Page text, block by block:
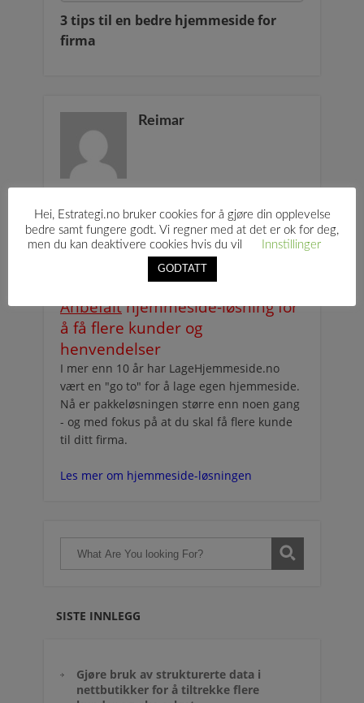
3 tips til en bedre hjemmeside for
firma
Reimar
Anbefalthjemmeside-løsning for
å få flere kunder og
henvendelser
I mer enn 10 år har LageHjemmeside.no
vært en "go to" for å lage egen hjemmeside.
Nå er pakkeløsningen større enn noen gang
- og med fokus på at du skal få flere kunde
til ditt firma.
Les mer om hjemmeside-løsningen
SISTE INNLEGG
Gjøre bruk av strukturerte data i
nettbutikker for å tiltrekke flere
Hei, Estrategi.no bruker cookies for å gjøre din opplevelse
bedre samt fungere godt. Vi regner med at det er ok for deg,
men du kan deaktivere cookies hvis du vil
Innstillinger
GODTATT